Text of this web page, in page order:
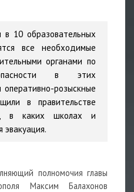
в 10 образовательных
все необходимые
органами по
в этих
розыскные
в правительстве
в каких школах и
полномочия главы
Максим Балахонов